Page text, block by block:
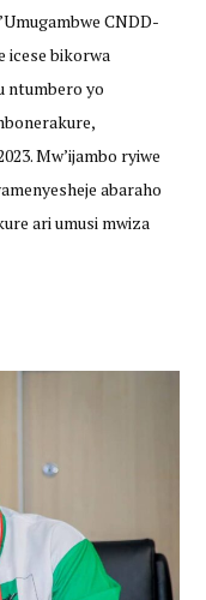
CNDD-
icese bikorwa
ntumbero yo
Mw’ijambo ryiwe
abaraho
ari umusi mwiza